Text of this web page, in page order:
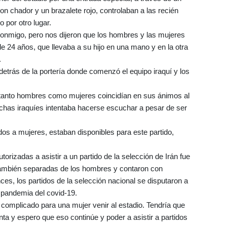
chador y un brazalete rojo, controlaban a las recién
por otro lugar.
pero nos dijeron que los hombres y las mujeres
24 años, que llevaba a su hijo en una mano y en la otra
de la portería donde comenzó el equipo iraquí y los
hombres como mujeres coincidían en sus ánimos al
iraquíes intentaba hacerse escuchar a pesar de ser
a mujeres, estaban disponibles para este partido,
a asistir a un partido de la selección de Irán fue
separadas de los hombres y contaron con
los partidos de la selección nacional se disputaron a
del covid-19.
para una mujer venir al estadio. Tendría que
y espero que eso continúe y poder a asistir a partidos